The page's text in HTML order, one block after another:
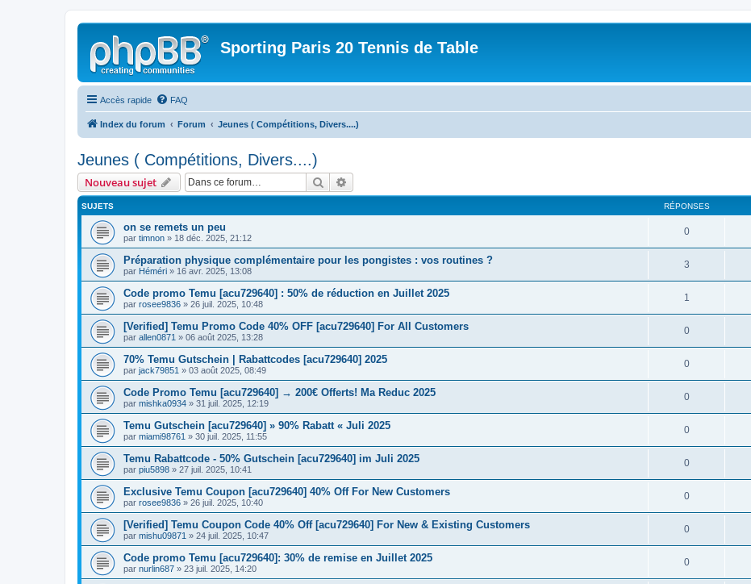
Sporting Paris 20 Tennis de Table
Accès rapide FAQ
Index du forum Forum Jeunes ( Compétitions, Divers....)
Jeunes ( Compétitions, Divers....)
Nouveau sujet Rechercher
SUJETS RÉPONSES
on se remets un peu
par timnon » 18 déc. 2025, 21:12
0
Préparation physique complémentaire pour les pongistes : vos routines ?
par Héméri » 16 avr. 2025, 13:08
3
Code promo Temu [acu729640] : 50% de réduction en Juillet 2025
par rosee9836 » 26 juil. 2025, 10:48
1
[Verified] Temu Promo Code 40% OFF [acu729640] For All Customers
par allen0871 » 06 août 2025, 13:28
0
70% Temu Gutschein | Rabattcodes [acu729640] 2025
par jack79851 » 03 août 2025, 08:49
0
Code Promo Temu [acu729640] → 200€ Offerts! Ma Reduc 2025
par mishka0934 » 31 juil. 2025, 12:19
0
Temu Gutschein [acu729640] » 90% Rabatt « Juli 2025
par miami98761 » 30 juil. 2025, 11:55
0
Temu Rabattcode - 50% Gutschein [acu729640] im Juli 2025
par piu5898 » 27 juil. 2025, 10:41
0
Exclusive Temu Coupon [acu729640] 40% Off For New Customers
par rosee9836 » 26 juil. 2025, 10:40
0
[Verified] Temu Coupon Code 40% Off [acu729640] For New & Existing Customers
par mishu09871 » 24 juil. 2025, 10:47
0
Code promo Temu [acu729640]: 30% de remise en Juillet 2025
par nurlin687 » 23 juil. 2025, 14:20
0